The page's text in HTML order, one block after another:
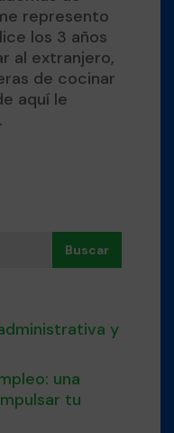
represento
los 3 años
al extranjero,
de cocinar
aquí le
Buscar
y
una
tu